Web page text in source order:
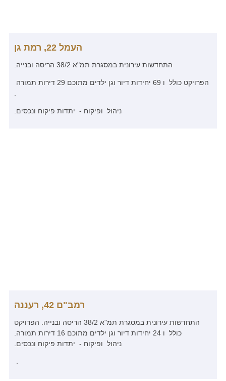
התחדשות עירונית במסגרת תמ"א 38/2 הריסה ובנייה.
הפרויקט כולל ו 69 יחידות דיור וגן ילדים מתוכם 29 דירות תמורה
ניהול ופיקוח - יתדות פיקוח ונכסים.
רמב"ם 42, רעננה
התחדשות עירונית במסגרת תמ"א 38/2 הריסה ובנייה. הפרויקט
ניהול ופיקוח - יתדות פיקוח ונכסים.